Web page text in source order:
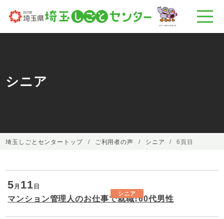
シニア
埼玉しごとセンタートップ ご利用者の声 シニア 6頁目
5月 11日
マンション管理人のお仕事で就職！60代男性
シニア